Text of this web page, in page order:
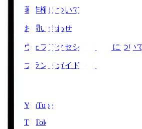
著作権について
お問い合わせ
ウェブアクセシビリティについて
ブランドガイドライン
YouTube
TikTok